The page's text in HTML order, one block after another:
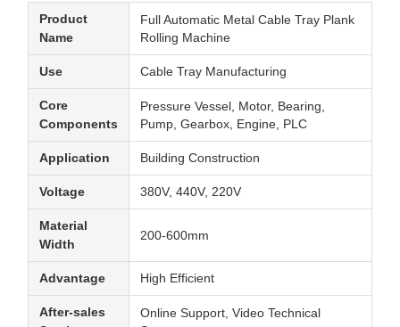
Product
Name
Full Automatic Metal Cable Tray Plank
Rolling Machine
Use Cable Tray Manufacturing
Core
Components
Pressure Vessel, Motor, Bearing,
Pump, Gearbox, Engine, PLC
Application Building Construction
Voltage 380V, 440V, 220V
Material
Width
200-600mm
Advantage High Efficient
After-sales
Online Support, Video Technical